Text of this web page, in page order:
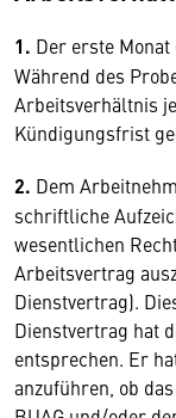
1. Der erste
Während des
Arbeitsverhältnis
Kündigungsfrist
2. Dem
schriftliche
wesentlichen
Arbeitsvertrag
Dienstvertrag).
Dienstvertrag hat
entsprechen. Er
anzuführen, ob